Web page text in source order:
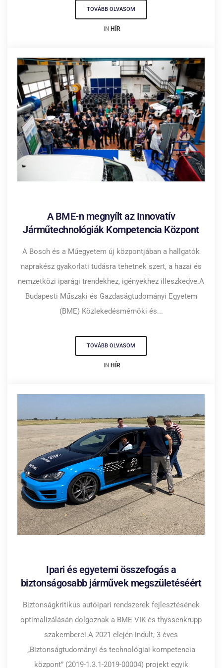
TOVÁBB OLVASOM
IN HÍR
A BME-n megnyílt az Innovatív
Járműtechnológiák Kompetencia Központ
A Bosch és a Műegyetem új központjában a hallgatók
naprakész gyakorlati tudásra tehetnek szert, a hazai és
nemzetközi iparági trendekhez, igényekhez illeszkedve.A
Budapesti Műszaki és Gazdaságtudományi Egyetem
(BME) Közlekedésmérnöki és...
TOVÁBB OLVASOM
IN HÍR
Ipari és egyetemi összefogás a
biztonságosabb járművek megszületéséért
Biztonságkritikus autóipari rendszerek fejlesztésének
optimalizálásán dolgoznak a BME VIK és thyssenkrupp
szakemberei.A 2021 elején indult, 3 éves
„Biztonságtudományi és technológiai kompetencia
központ” (2019-1.3.1-2019-00004) projekt egyik